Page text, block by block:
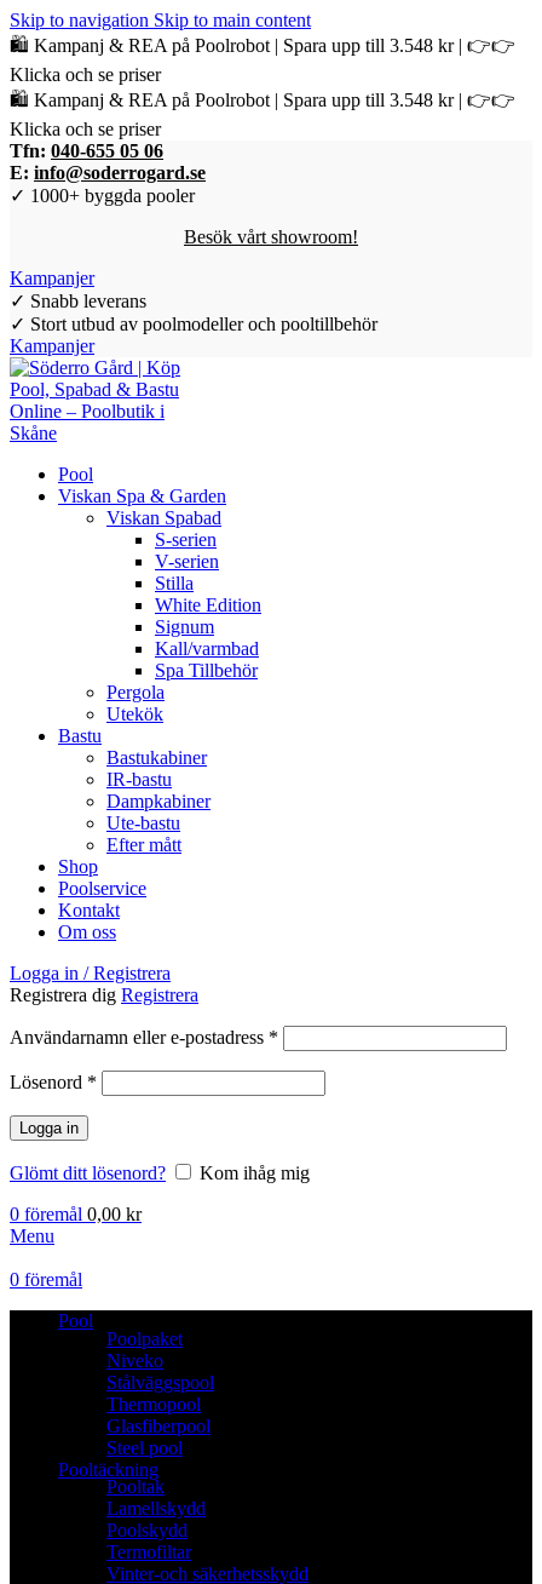
Skip to navigation Skip to main content
🛍️ Kampanj & REA på Poolrobot | Spara upp till 3.548 kr | 👉👉
Klicka och se priser
🛍️ Kampanj & REA på Poolrobot | Spara upp till 3.548 kr | 👉👉
Klicka och se priser
Tfn: 040-655 05 06
E: info@soderrogard.se
✓ 1000+ byggda pooler
Besök vårt showroom!
Kampanjer
✓ Snabb leverans
✓ Stort utbud av poolmodeller och pooltillbehör
Kampanjer
Pool
Viskan Spa & Garden
Viskan Spabad
S-serien
V-serien
Stilla
White Edition
Signum
Kall/varmbad
Spa Tillbehör
Pergola
Utekök
Bastu
Bastukabiner
IR-bastu
Dampkabiner
Ute-bastu
Efter mått
Shop
Poolservice
Kontakt
Om oss
Logga in / Registrera
Registrera dig Registrera
Användarnamn eller e-postadress *
Lösenord *
Logga in
Glömt ditt lösenord?
Kom ihåg mig
0 föremål 0,00 kr
Menu
0 föremål
Pool
Poolpaket
Niveko
Stålväggspool
Thermopool
Glasfiberpool
Steel pool
Pooltäckning
Pooltak
Lamellskydd
Poolskydd
Termofiltar
Vinter-och säkerhetsskydd